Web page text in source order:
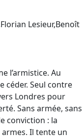
Lesieur,Benoît
l’armistice. Au
céder. Seul contre
Londres pour
Sans armée, sans
conviction : la
armes. Il tente un